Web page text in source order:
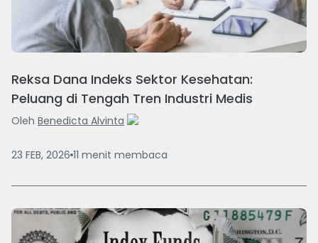
Reksa Dana Indeks Sektor Kesehatan:
Peluang di Tengah Tren Industri Medis
Oleh Benedicta Alvinta
23 FEB, 2026 11 menit membaca